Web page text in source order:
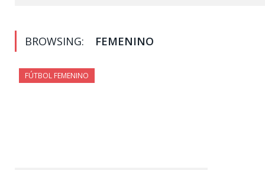
BROWSING: FEMENINO
FÚTBOL FEMENINO